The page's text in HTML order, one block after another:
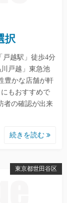
択
戸越駅」徒歩4分
戸越」東急池
豊かな店舗が軒
もおすすめで
者の確認が出来
続きを読む
東京都世田谷区